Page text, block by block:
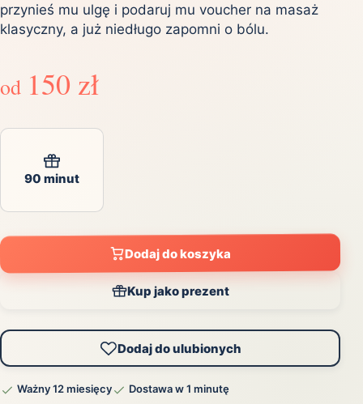
przynieś mu ulgę i podaruj mu voucher na masaż
klasyczny, a już niedługo zapomni o bólu.
od 150 zł
90 minut
Dodaj do koszyka
Kup jako prezent
Dodaj do ulubionych
Ważny 12 miesięcy Dostawa w 1 minutę